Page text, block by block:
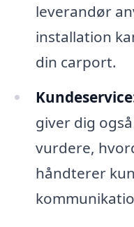
leverandør
installation
din carport.
giver dig
vurdere,
håndterer